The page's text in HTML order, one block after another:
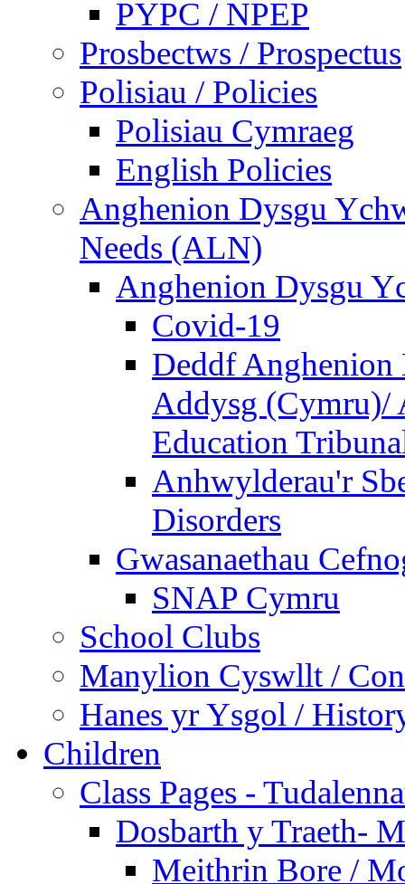
PYPC / NPEP
Prosbectws / Prospectus
Polisiau / Policies
Polisiau Cymraeg
English Policies
Anghenion Dysgu
Needs (ALN)
Anghenion Dysgu
Covid-19
Deddf
Addysg (Cymru)/
Education
Anhwylderau'r
Disorders
Gwasanaethau
SNAP Cymru
School Clubs
Manylion Cyswllt /
Hanes yr Ysgol /
Children
Class Pages -
Dosbarth y Traeth-
Meithrin Bore /